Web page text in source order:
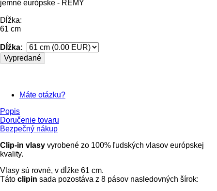
jemné európske - REMY
Dĺžka:
61 cm
Dĺžka:
Vypredané
Máte otázku?
Popis
Doručenie tovaru
Bezpečný nákup
Clip-in vlasy vyrobené zo 100% ľudských vlasov európskej
kvality.
Vlasy sú rovné, v dĺžke 61 cm.
Táto clipin sada pozostáva z 8 pásov nasledovných šírok: